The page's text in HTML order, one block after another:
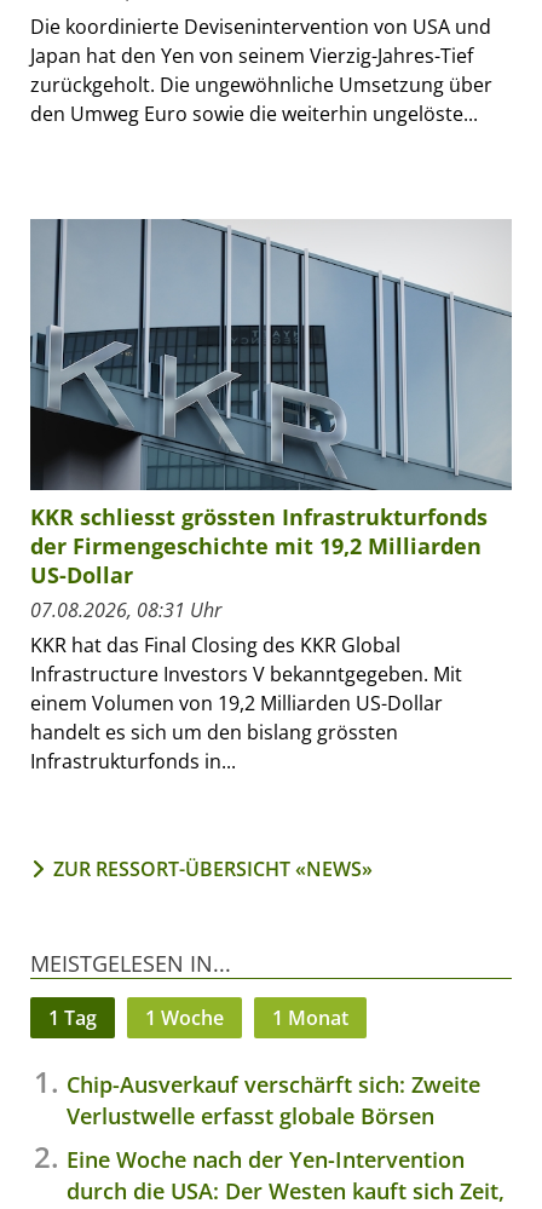
Die koordinierte Devisenintervention von USA und
Japan hat den Yen von seinem Vierzig-Jahres-Tief
zurückgeholt. Die ungewöhnliche Umsetzung über
den Umweg Euro sowie die weiterhin ungelöste...
KKR schliesst grössten Infrastrukturfonds
der Firmengeschichte mit 19,2 Milliarden
US-Dollar
07.08.2026, 08:31 Uhr
KKR hat das Final Closing des KKR Global
Infrastructure Investors V bekanntgegeben. Mit
einem Volumen von 19,2 Milliarden US-Dollar
handelt es sich um den bislang grössten
Infrastrukturfonds in...
ZUR RESSORT-ÜBERSICHT «NEWS»
MEISTGELESEN IN...
1 Tag 1 Woche 1 Monat
Chip-Ausverkauf verschärft sich: Zweite
Verlustwelle erfasst globale Börsen
Eine Woche nach der Yen-Intervention
durch die USA: Der Westen kauft sich Zeit,